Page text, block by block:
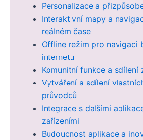
Personalizace a
Interaktivní mapy a
reálném čase
Offline režim pro navigaci
internetu
Komunitní funkce a sdílení
Vytváření a sdílení
průvodců
Integrace s dalšími
zařízeními
Budoucnost aplikace a